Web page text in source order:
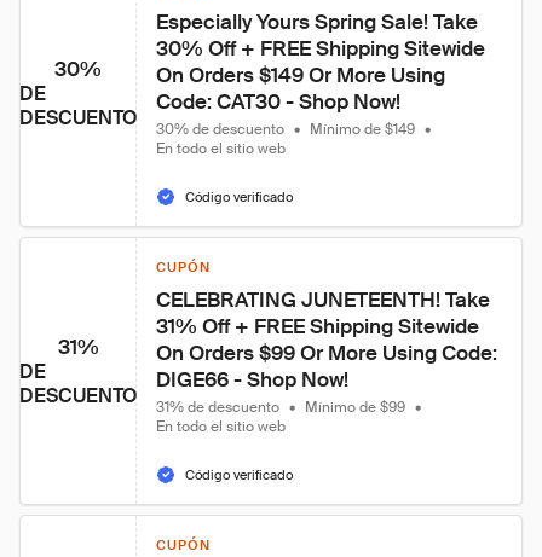
30%
DE
DESCUENTO
Especially Yours Spring Sale! Take
30% Off + FREE Shipping Sitewide
On Orders $149 Or More Using
Code: CAT30 - Shop Now!
30% de descuento • Mínimo de $149 •
En todo el sitio web
Código verificado
31%
DE
DESCUENTO
CUPÓN
CELEBRATING JUNETEENTH! Take
31% Off + FREE Shipping Sitewide
On Orders $99 Or More Using Code:
DIGE66 - Shop Now!
31% de descuento • Mínimo de $99 •
En todo el sitio web
Código verificado
CUPÓN